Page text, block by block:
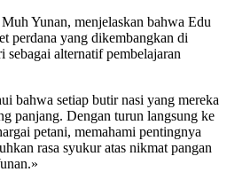
Yunan, menjelaskan bahwa Edu
perdana yang dikembangkan di
alternatif pembelajaran
bahwa setiap butir nasi yang mereka
panjang. Dengan turun langsung ke
petani, memahami pentingnya
rasa syukur atas nikmat pangan